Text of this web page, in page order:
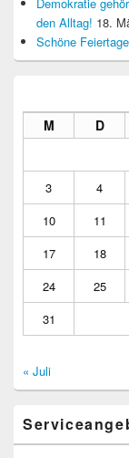
den Alltag! 18.
Schöne
M D
3
4
10
11
17
18
24
25
31
« Juli